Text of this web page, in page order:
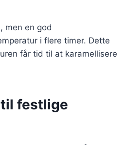
men en god
i flere timer. Dette
får tid til at karamellisere
festlige